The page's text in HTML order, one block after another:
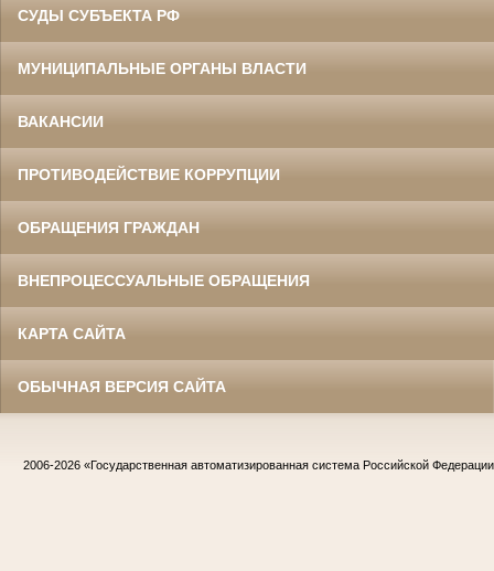
СУДЫ СУБЪЕКТА РФ
МУНИЦИПАЛЬНЫЕ ОРГАНЫ ВЛАСТИ
ВАКАНСИИ
ПРОТИВОДЕЙСТВИЕ КОРРУПЦИИ
ОБРАЩЕНИЯ ГРАЖДАН
ВНЕПРОЦЕССУАЛЬНЫЕ ОБРАЩЕНИЯ
КАРТА САЙТА
ОБЫЧНАЯ ВЕРСИЯ САЙТА
2006-2026 «Государственная автоматизированная система Российской